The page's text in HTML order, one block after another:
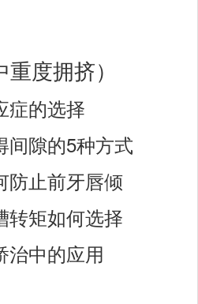
度拥挤）
症的选择
间隙的5种方式
防止前牙唇倾
转矩如何选择
治中的应用